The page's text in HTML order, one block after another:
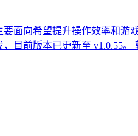
面向希望提升操作效率和
目前版本已更新至 v1.0.55。